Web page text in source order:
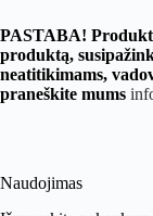
PASTABA!
produktą,
neatitikimams,
praneškite mums
Naudojimas